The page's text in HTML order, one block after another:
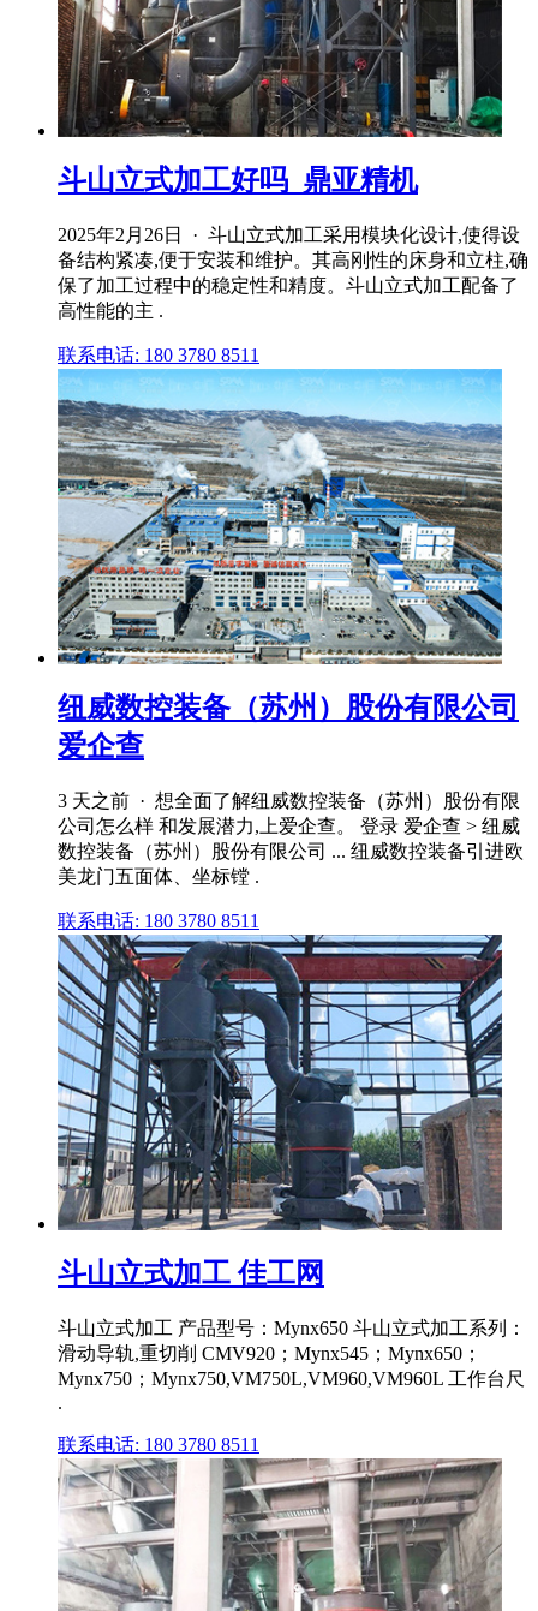
斗山立式加工好吗_鼎亚精机
2025年2月26日 · 斗山立式加工采用模块化设计,使得设
备结构紧凑,便于安装和维护。其高刚性的床身和立柱,确
保了加工过程中的稳定性和精度。斗山立式加工配备了
高性能的主 .
联系电话: 180 3780 8511
纽威数控装备（苏州）股份有限公司
爱企查
3 天之前 · 想全面了解纽威数控装备（苏州）股份有限
公司怎么样 和发展潜力,上爱企查。 登录 爱企查 > 纽威
数控装备（苏州）股份有限公司 ... 纽威数控装备引进欧
美龙门五面体、坐标镗 .
联系电话: 180 3780 8511
斗山立式加工 佳工网
斗山立式加工 产品型号：Mynx650 斗山立式加工系列：
滑动导轨,重切削 CMV920；Mynx545；Mynx650；
Mynx750；Mynx750,VM750L,VM960,VM960L 工作台尺
.
联系电话: 180 3780 8511